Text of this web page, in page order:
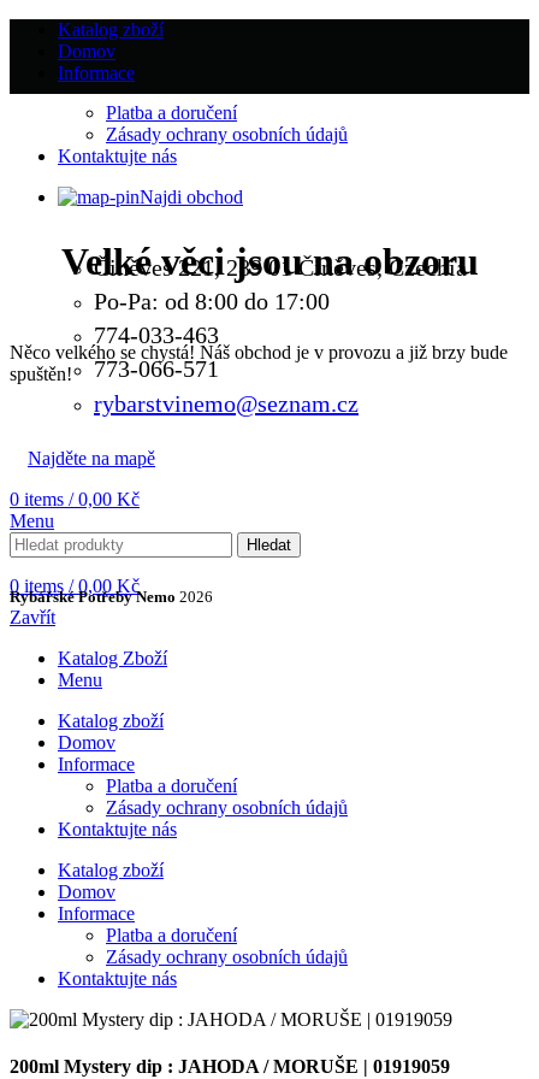
Katalog zboží
Domov
Informace
Platba a doručení
Zásady ochrany osobních údajů
Kontaktujte nás
Najdi obchod
Činěves 221, 289 01 Činěves, Czechia
Po-Pa: od 8:00 do 17:00
774-033-463
773-066-571
rybarstvinemo@seznam.cz
Najděte na mapě
0 items / 0,00 Kč
Menu
Hledat
0 items / 0,00 Kč
Velké věci jsou na obzoru
Něco velkého se chystá! Náš obchod je v provozu a již brzy bude
spuštěn!
Rybářské Potřeby Nemo 2026
Zavřít
Katalog Zboží
Menu
Katalog zboží
Domov
Informace
Platba a doručení
Zásady ochrany osobních údajů
Kontaktujte nás
Katalog zboží
Domov
Informace
Platba a doručení
Zásady ochrany osobních údajů
Kontaktujte nás
200ml Mystery dip : JAHODA / MORUŠE | 01919059